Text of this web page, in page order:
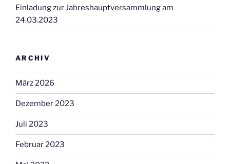
Einladung zur Jahreshauptversammlung am
24.03.2023
ARCHIV
März 2026
Dezember 2023
Juli 2023
Februar 2023